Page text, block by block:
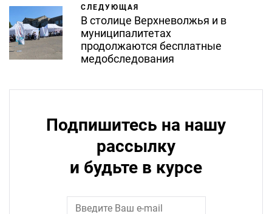
СЛЕДУЮЩАЯ
В столице Верхневолжья и в
муниципалитетах
продолжаются бесплатные
медобследования
Подпишитесь на нашу
рассылку
и будьте в курсе